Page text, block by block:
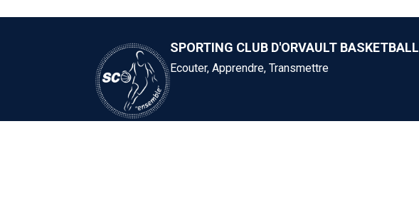
SPORTING CLUB D'ORVAULT BASKETBALL
Ecouter, Apprendre, Transmettre